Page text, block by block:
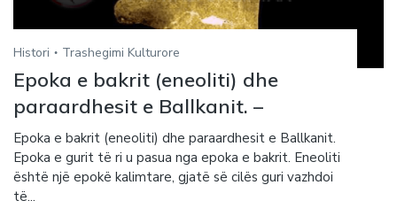
Histori Trashegimi Kulturore
Epoka e bakrit (eneoliti) dhe
paraardhesit e Ballkanit. –
Epoka e bakrit (eneoliti) dhe paraardhesit e Ballkanit.
Epoka e gurit të ri u pasua nga epoka e bakrit. Eneoliti
është një epokë kalimtare, gjatë së cilës guri vazhdoi
të...